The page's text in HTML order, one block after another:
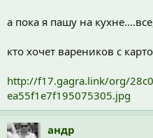
а пока я пашу на
кто хочет вареников с
http://f17.gagra.link/org/
ea55f1e7f195075305.jpg
андр